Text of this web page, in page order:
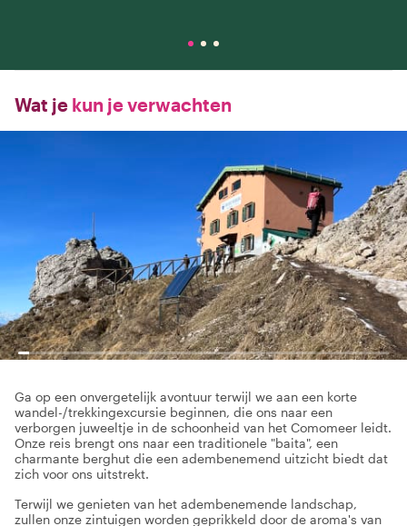
Wat je kun je verwachten
Ga op een onvergetelijk avontuur terwijl we aan een korte
wandel-/trekkingexcursie beginnen, die ons naar een
verborgen juweeltje in de schoonheid van het Comomeer leidt.
Onze reis brengt ons naar een traditionele "baita", een
charmante berghut die een adembenemend uitzicht biedt dat
zich voor ons uitstrekt.
Terwijl we genieten van het adembenemende landschap,
zullen onze zintuigen worden geprikkeld door de aroma's van